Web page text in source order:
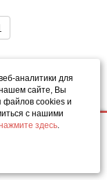
аналитики для
сайте, Вы
файлов cookies и
с нашими
здесь.